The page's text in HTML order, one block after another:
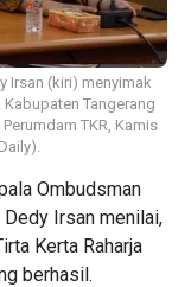
Irsan (kiri) menyimak
Tangerang
TKR, Kamis
Ombudsman
Irsan menilai,
Kerta Raharja
berhasil.